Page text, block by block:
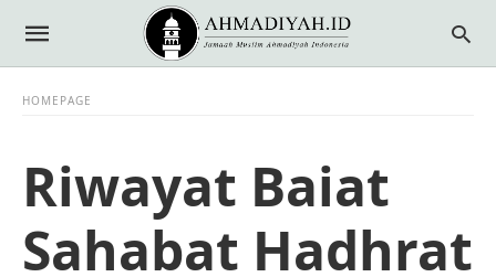
HOMEPAGE
Riwayat Baiat
Sahabat Hadhrat